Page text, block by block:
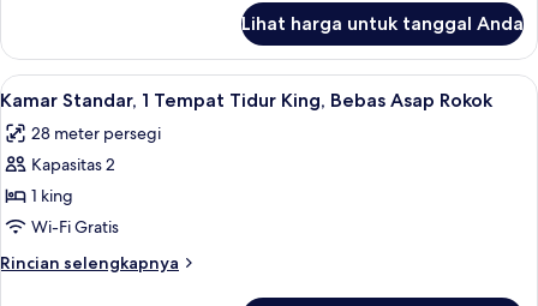
King,
Bebas
Asap
Rokok
Kamar
Standar,
1
Tidur
King,
Asap
Rokok
Lihat harga untuk tanggal Anda
Lihat
semua
foto
untuk
Kamar
Standar,
1
Tempat
Meja kerja, setrika/meja setrika, dan
4
Kamar Standar, 1 Tempat Tidur King, Bebas Asap Rokok
28 meter persegi
Kapasitas 2
1 king
Wi-Fi Gratis
Rincian selengkapnya
Rincian